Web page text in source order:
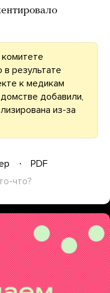
в результате
к медикам
добавили,
из-за
PDF
что?